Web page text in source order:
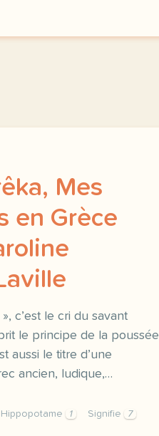
Mes
en Grèce
c’est le cri du savant
le principe de la poussée
aussi le titre d’une
ancien, ludique,…
Hippopotame 1 Signifie 7